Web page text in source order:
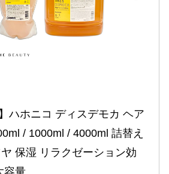
ハホニコ ディスデモカ ヘア
/ 1000ml / 4000ml 詰替え
保湿 リラクゼーション効
容量